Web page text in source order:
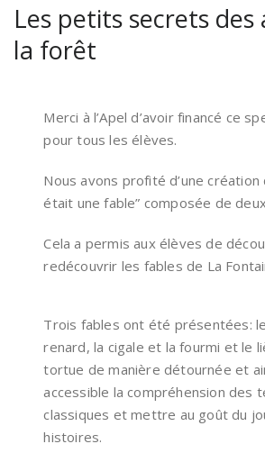
Les petits secrets des
la forêt
Merci à l’Apel d’avoir financé ce
pour tous les élèves.
Nous avons profité d’une création
était une fable” composée de
Cela a permis aux élèves de
redécouvrir les fables de La
Trois fables ont été présentées:
renard, la cigale et la fourmi et le
tortue de manière détournée et
accessible la compréhension des
classiques et mettre au goût du
histoires.